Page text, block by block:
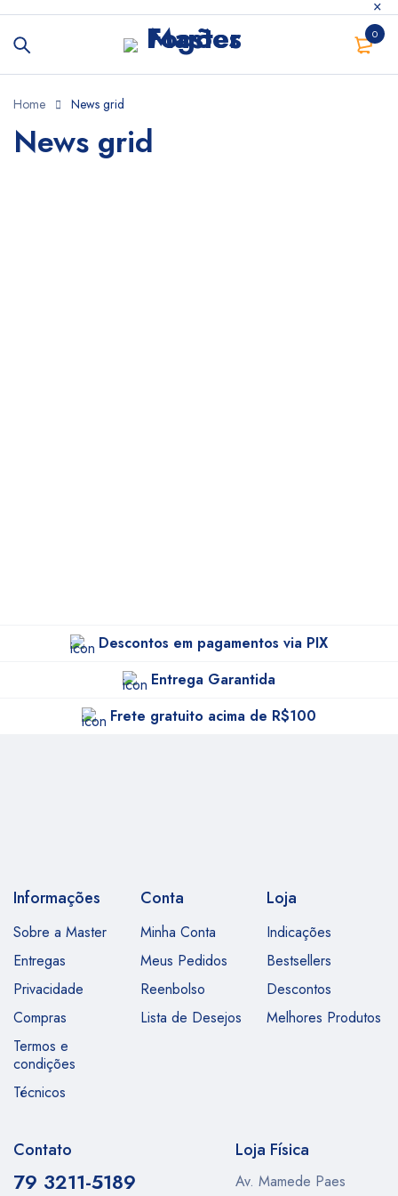
0
Home News grid
News grid
Descontos em pagamentos via PIX
Entrega Garantida
Frete gratuito acima de R$100
Informações
Sobre a Master
Entregas
Privacidade
Compras
Termos e
condições
Técnicos
Conta
Minha Conta
Meus Pedidos
Reenbolso
Lista de Desejos
Loja
Indicações
Bestsellers
Descontos
Melhores Produtos
Contato
79 3211-5189
Loja Física
Av. Mamede Paes